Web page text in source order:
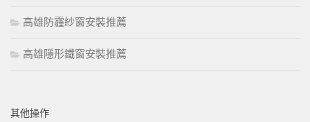
高雄防霾紗窗安裝推薦
高雄隱形鐵窗安裝推薦
其他操作